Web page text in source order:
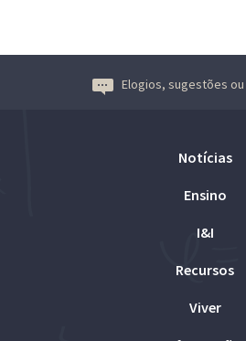
Elogios, sugestões
Notícias
Ensino
I&I
Recursos
Viver